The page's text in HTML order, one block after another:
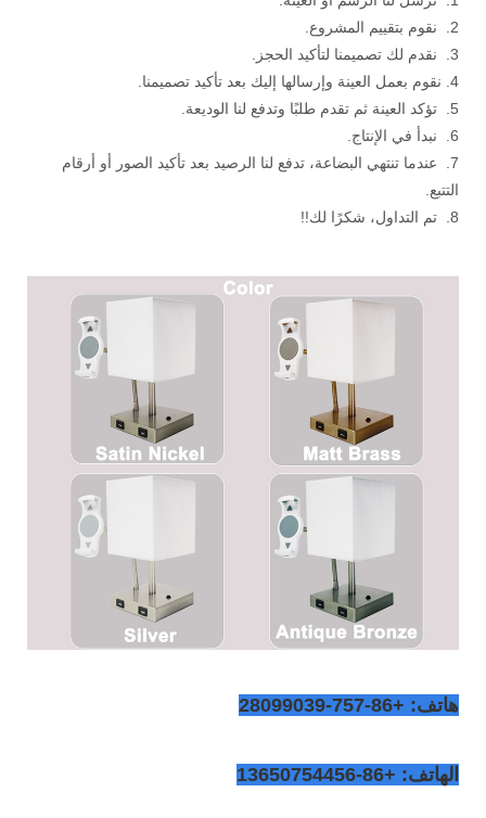
2. نقوم بتقييم المشروع.
3. نقدم لك تصميمنا لتأكيد الحجز.
4. نقوم بعمل العينة وإرسالها إليك بعد تأكيد تصميمنا.
5. تؤكد العينة ثم تقدم طلبًا وتدفع لنا الوديعة.
6. نبدأ في الإنتاج.
7. عندما تنتهي البضاعة، تدفع لنا الرصيد بعد تأكيد الصور أو أرقام
التتبع.
8. تم التداول، شكرًا لك!!
هاتف: +86-757-28099039
الهاتف: +86-13650754456